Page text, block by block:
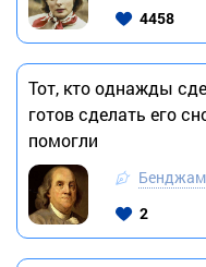
4458
Тот, кто однажды
готов сделать его
помогли
2